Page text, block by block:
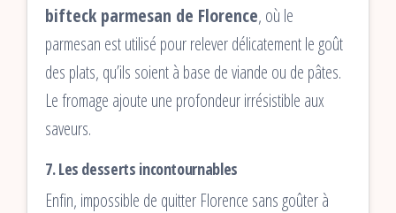
bifteck parmesan de Florence, où le
parmesan est utilisé pour relever délicatement le goût
des plats, qu’ils soient à base de viande ou de pâtes.
Le fromage ajoute une profondeur irrésistible aux
saveurs.
7. Les desserts incontournables
Enfin, impossible de quitter Florence sans goûter à